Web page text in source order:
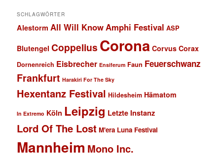
SCHLAGWÖRTER
Alestorm All Will KnowAmphi Festival ASP
Blutengel Coppelius Corona Corvus Corax
Dornenreich Eisbrecher Ensiferum Faun Feuerschwanz
Frankfurt Harakiri For The Sky
Hexentanz Festival Hildesheim Hämatom
In Extremo Köln Leipzig Letzte Instanz
Lord Of The Lost M'era Luna Festival
Mannheim Mono Inc.